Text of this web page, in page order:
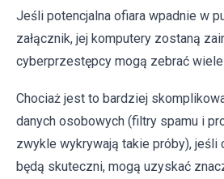
Jeśli potencjalna ofiara wpadnie w
załącznik, jej komputery zostaną
cyberprzestępcy mogą zebrać
Chociaż jest to bardziej
danych osobowych (filtry spamu i
zwykle wykrywają takie próby), jeśli
będą skuteczni, mogą uzyskać